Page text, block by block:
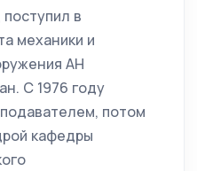
в
механики и
АН
С 1976 году
потом
кафедры